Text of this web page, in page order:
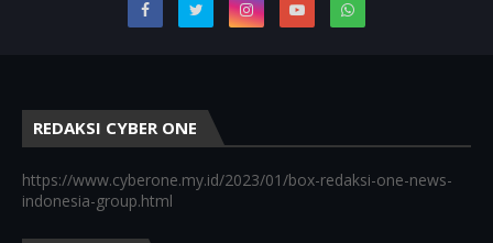
REDAKSI CYBER ONE
https://www.cyberone.my.id/2023/01/box-redaksi-one-news-
indonesia-group.html